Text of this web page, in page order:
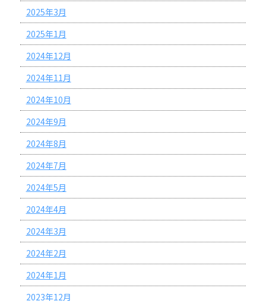
2025年3月
2025年1月
2024年12月
2024年11月
2024年10月
2024年9月
2024年8月
2024年7月
2024年5月
2024年4月
2024年3月
2024年2月
2024年1月
2023年12月